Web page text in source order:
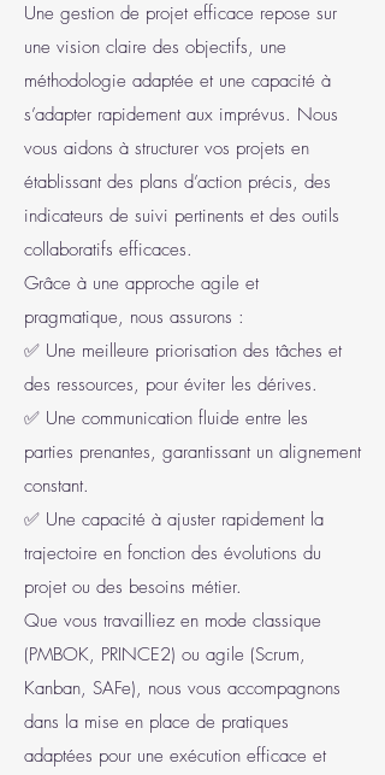
Une gestion de projet efficace repose sur
une vision claire des objectifs, une
méthodologie adaptée et une capacité à
s’adapter rapidement aux imprévus. Nous
vous aidons à structurer vos projets en
établissant des plans d’action précis, des
indicateurs de suivi pertinents et des outils
collaboratifs efficaces.
Grâce à une approche agile et
pragmatique, nous assurons :
✅ Une meilleure priorisation des tâches et
des ressources, pour éviter les dérives.
✅ Une communication fluide entre les
parties prenantes, garantissant un alignement
constant.
✅ Une capacité à ajuster rapidement la
trajectoire en fonction des évolutions du
projet ou des besoins métier.
Que vous travailliez en mode classique
(PMBOK, PRINCE2) ou agile (Scrum,
Kanban, SAFe), nous vous accompagnons
dans la mise en place de pratiques
adaptées pour une exécution efficace et